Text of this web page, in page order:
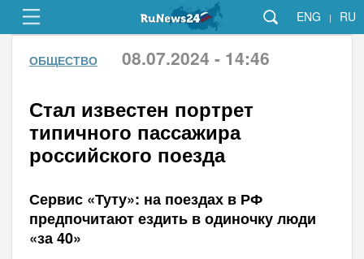
ENG | RU
ОБЩЕСТВО 08.07.2024 - 14:46
Стал известен портрет
типичного пассажира
российского поезда
Сервис «Туту»: на поездах в РФ
предпочитают ездить в одиночку люди
«за 40»